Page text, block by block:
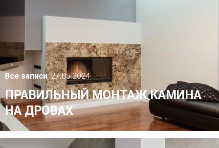
Все записи, 27.05.2024
ПРАВИЛЬНЫЙ МОНТАЖ КАМИНА
НА ДРОВАХ